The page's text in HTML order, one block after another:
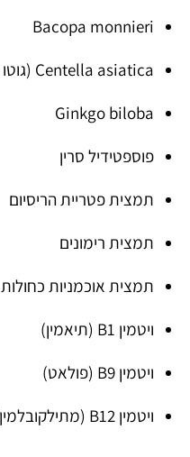
Bacopa monnieri
Centella asiatica (גוטו קולה)
Ginkgo biloba
פוספטידיל סרין
תמצית פטריית הריסיום
תמצית רימונים
תמצית אוכמניות כחולות
ויטמין B1 (תיאמין)
ויטמין B9 (פולאט)
ויטמין B12 (מתילקובלמין)